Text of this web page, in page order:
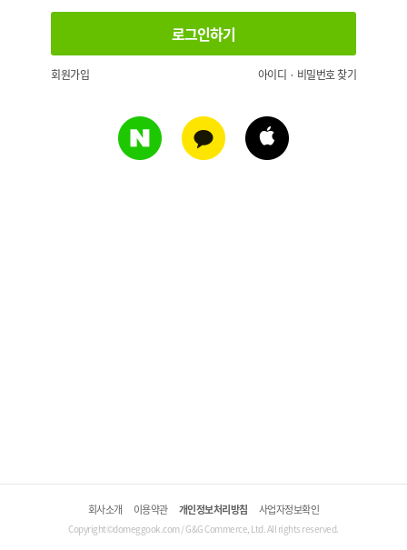
회원가입 아이디 · 비밀번호 찾기
회사소개 이용약관 개인정보처리방침 사업자정보확인
Copyright©domeggook.com / G&G Commerce, Ltd. All rights reserved.